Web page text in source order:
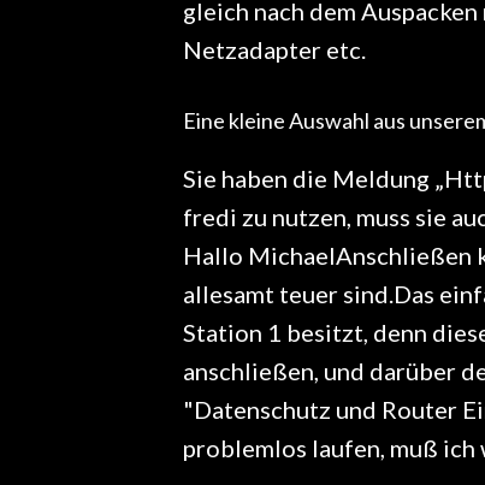
gleich nach dem
Netzadapter etc.
Eine kleine Auswahl aus
Sie haben die Meldung
fredi zu nutzen, muss sie
Hallo MichaelAnschließen
allesamt teuer sind.Das
Station 1 besitzt, denn
anschließen, und darüber
"Datenschutz und Router
problemlos laufen, muß ich